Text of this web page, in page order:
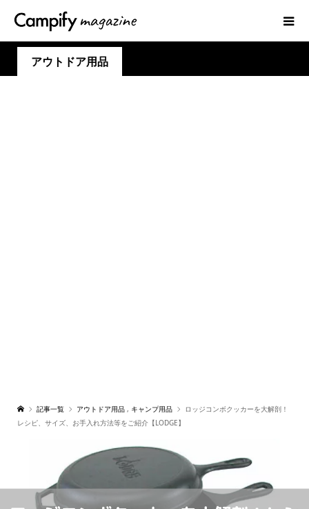
アウトドア用品
記事一覧 アウトドア用品 , キャンプ用品
ロッジコンボクッカーを大解剖！
レシピ、サイズ、お手入れ方法等をご紹介【LODGE】